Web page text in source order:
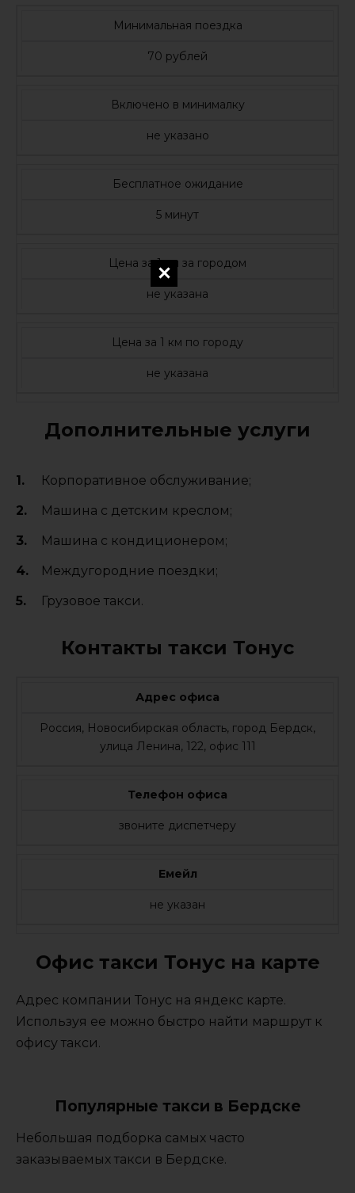
Минимальная поездка
70 рублей
Включено в минималку
не указано
Бесплатное ожидание
5 минут
Цена за 1 км за городом
не указана
Цена за 1 км по городу
не указана
Дополнительные услуги
Корпоративное обслуживание;
Машина с детским креслом;
Машина с кондиционером;
Междугородние поездки;
Грузовое такси.
Контакты такси Тонус
Адрес офиса
Россия, Новосибирская область, город Бердск,
улица Ленина, 122, офис 111
Телефон офиса
звоните диспетчеру
Емейл
не указан
Офис такси Тонус на карте
Адрес компании Тонус на яндекс карте.
Используя ее можно быстро найти маршрут к
офису такси.
Популярные такси в Бердске
Небольшая подборка самых часто
заказываемых такси в Бердске.